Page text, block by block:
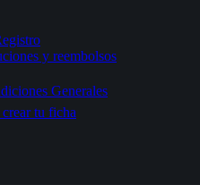
y reembolsos
Generales
tu ficha